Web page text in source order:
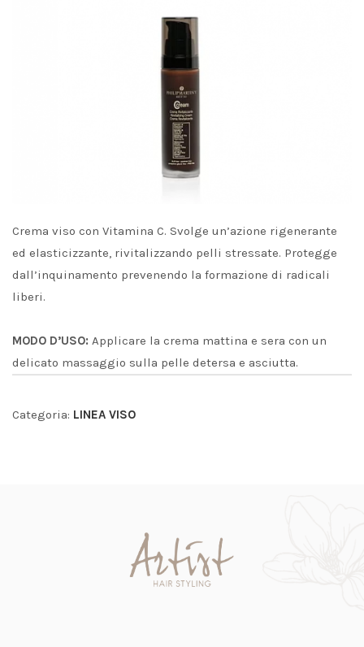
Crema viso con Vitamina C. Svolge un’azione rigenerante
ed elasticizzante, rivitalizzando pelli stressate. Protegge
dall’inquinamento prevenendo la formazione di radicali
liberi.
MODO D’USO: Applicare la crema mattina e sera con un
delicato massaggio sulla pelle detersa e asciutta.
Categoria: LINEA VISO